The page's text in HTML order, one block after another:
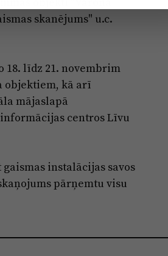
skanējums" u.c.
18. līdz 21. novembrim
objektiem, kā arī
mājaslapā
centros Līvu
instalācijas savos
pārņemtu visu